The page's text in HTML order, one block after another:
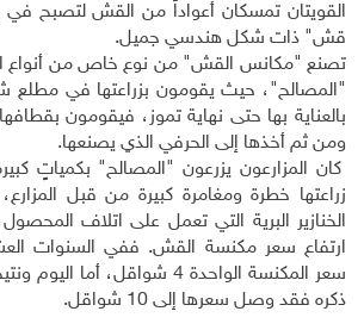
القويتان تمسكان أعواداً من القش لتصبح
قش" ذات شكل هندسي جميل.
تصنع "مكانس القش" من نوع خاص من أنواع
"المصالح"، حيث يقومون بزراعتها في مطلع
بالعناية بها حتى نهاية تموز، فيقومون
ومن ثم أخذها إلى الحرفي الذي يصنعها.
كان المزارعون يزرعون "المصالح" بكمياتٍ
زراعتها خطرة ومغامرة كبيرة من قبل
الخنازير البرية التي تعمل على اتلاف
ارتفاع سعر مكنسة القش. ففي السنوات
سعر المكنسة الواحدة 4 شواقل،
ذكره فقد وصل سعرها إلى 10 شواقل.